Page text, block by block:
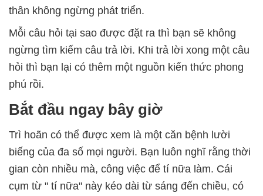
thân không ngừng phát triển.
Mỗi câu hỏi tại sao được đặt ra thì bạn sẽ không
ngừng tìm kiếm câu trả lời. Khi trả lời xong một câu
hỏi thì bạn lại có thêm một nguồn kiến thức phong
phú rồi.
Bắt đầu ngay bây giờ
Trì hoãn có thể được xem là một căn bệnh lười
biếng của đa số mọi người. Bạn luôn nghĩ rằng thời
gian còn nhiều mà, công việc để tí nữa làm. Cái
cụm từ " tí nữa" này kéo dài từ sáng đến chiều, có